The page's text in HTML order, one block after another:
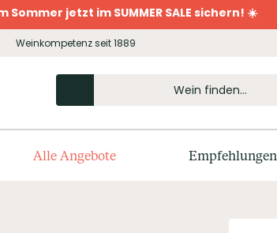
Sommer jetzt im SUMMER SALE sichern! ☀️
Weinkompetenz seit 1889
Alle Angebote Empfehlungen